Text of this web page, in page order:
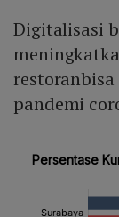
Digitalisasi
pandemi